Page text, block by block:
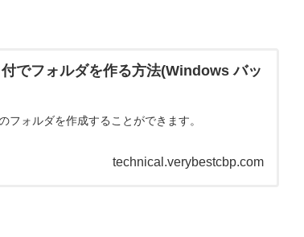
でフォルダを作る方法(Windows バッ
フォルダを作成することができます。
technical.verybestcbp.com